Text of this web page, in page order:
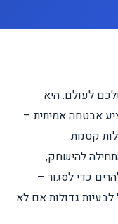
לעולם. היא
אבטחה אמיתית –
קטנות
להישחק,
כדי לסגור –
גדולות אם לא